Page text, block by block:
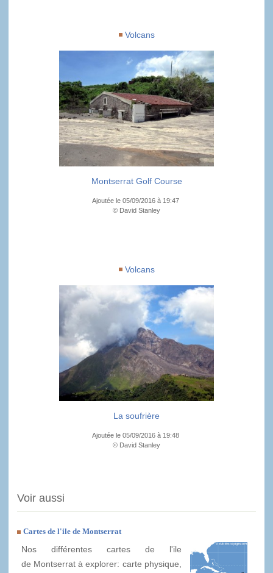
Volcans
Montserrat Golf Course
Ajoutée le 05/09/2016 à 19:47
© David Stanley
Volcans
La soufrière
Ajoutée le 05/09/2016 à 19:48
© David Stanley
Voir aussi
Cartes de l'ile de Montserrat
Nos différentes cartes de l'ile
de Montserrat à explorer: carte physique,